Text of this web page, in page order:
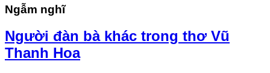
Ngẫm nghĩ
Người đàn bà khác trong thơ Vũ
Thanh Hoa